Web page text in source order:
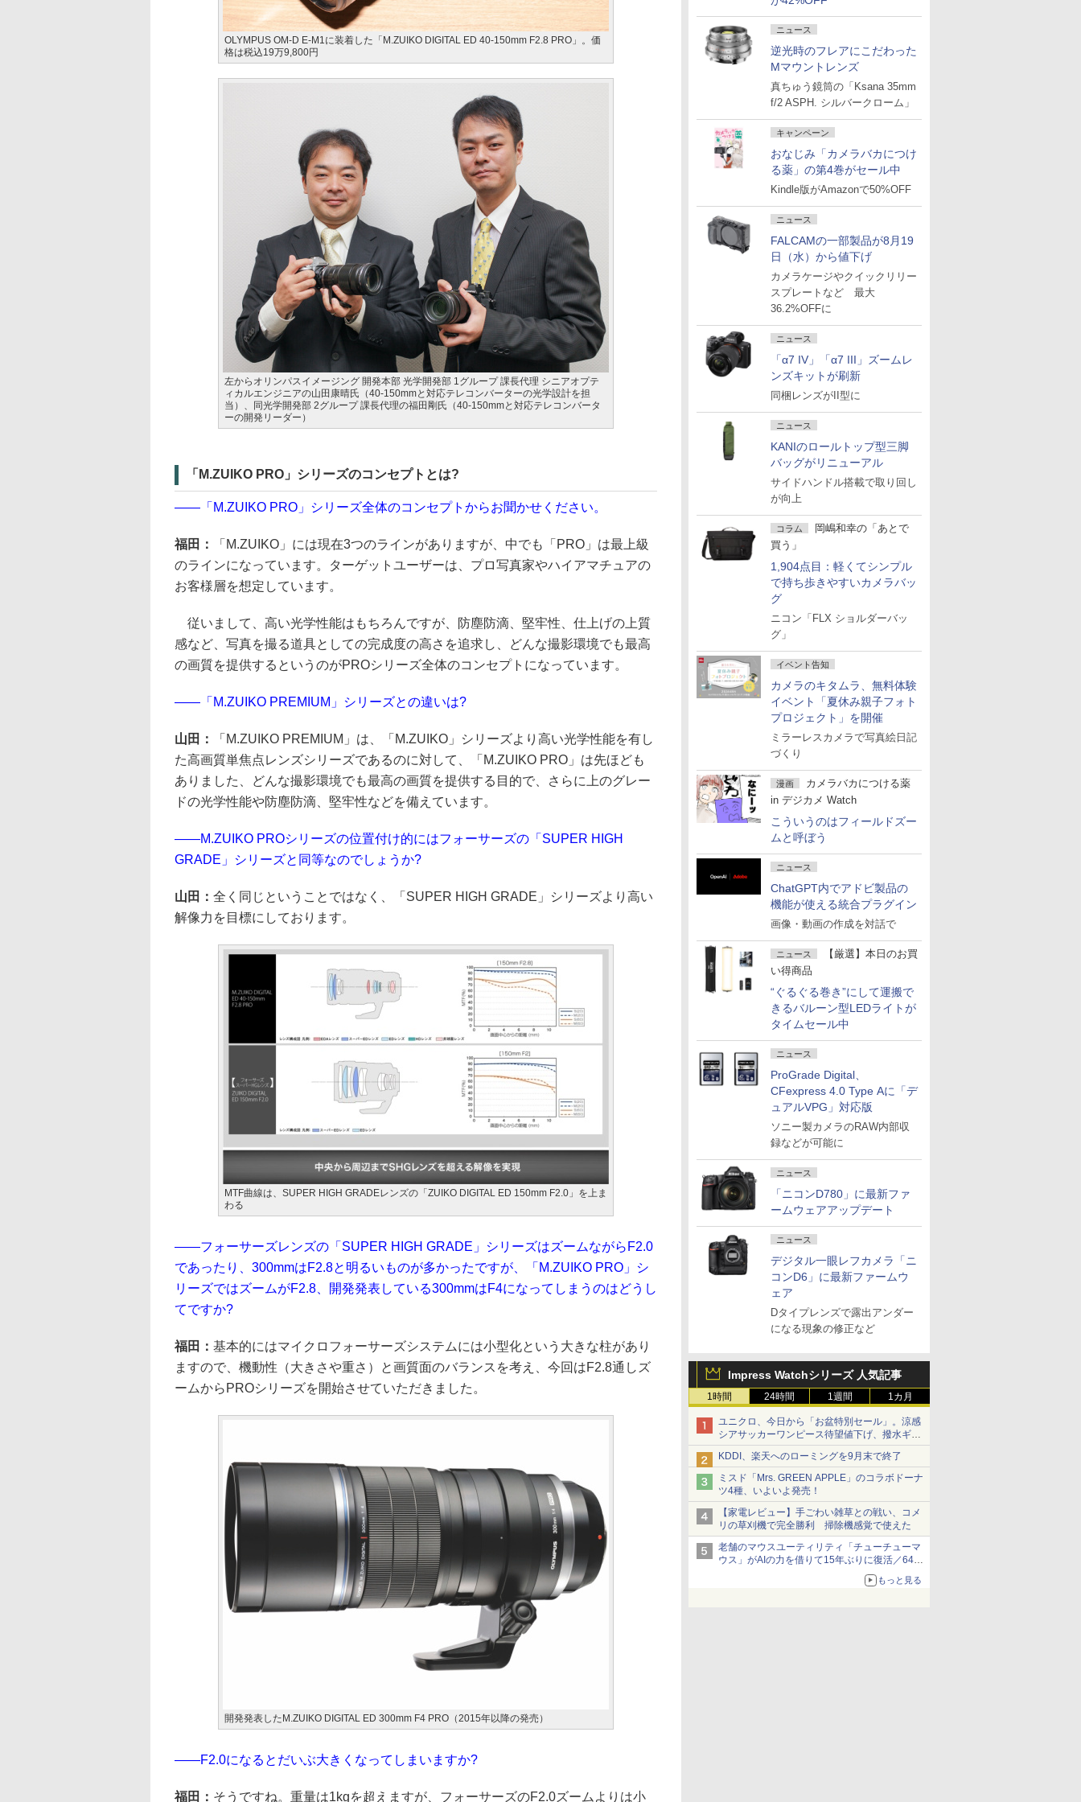
ニュース
逆光時のフレアにこだわった
Mマウントレンズ
真ちゅう鏡筒の「Ksana 35mm
f/2 ASPH. シルバークローム」
キャンペーン
おなじみ「カメラバカにつけ
る薬」の第4巻がセール中
Kindle版がAmazonで50%OFF
ニュース
FALCAMの一部製品が8月19
日（水）から値下げ
カメラケージやクイックリリー
スプレートなど 最大
36.2%OFFに
ニュース
「α7 IV」「α7 III」ズームレ
ンズキットが刷新
同梱レンズがII型に
ニュース
KANIのロールトップ型三脚
バッグがリニューアル
サイドハンドル搭載で取り回し
が向上
コラム
岡嶋和幸の「あとで
買う」
1,904点目：軽くてシンプル
で持ち歩きやすいカメラバッ
グ
ニコン「FLX ショルダーバッ
グ」
イベント告知
カメラのキタムラ、無料体験
イベント「夏休み親子フォト
プロジェクト」を開催
ミラーレスカメラで写真絵日記
づくり
漫画
カメラバカにつける薬
in デジカメ Watch
こういうのはフィールドズー
ムと呼ぼう
ニュース
ChatGPT内でアドビ製品の
機能が使える統合プラグイン
画像・動画の作成を対話で
ニュース
【厳選】本日のお買
い得商品
“ぐるぐる巻き”にして運搬で
きるバルーン型LEDライトが
タイムセール中
ニュース
ProGrade Digital、
CFexpress 4.0 Type Aに「デ
ュアルVPG」対応版
ソニー製カメラのRAW内部収
録などが可能に
ニュース
「ニコンD780」に最新ファ
ームウェアアップデート
ニュース
デジタル一眼レフカメラ「ニ
コンD6」に最新ファームウ
ェア
Dタイプレンズで露出アンダー
になる現象の修正など
Impress Watchシリーズ 人気記事
1時間 24時間 1週間 1カ月
ユニクロ、今日から「お盆特別セール」。涼感
シアサッカーワンピース待望値下げ、撥水ギア
ショーツは1990円に
KDDI、楽天へのローミングを9月末で終了
ミスド「Mrs. GREEN APPLE」のコラボドーナ
ツ4種、いよいよ発売！
【家電レビュー】手ごわい雑草との戦い、コメ
リの草刈機で完全勝利 掃除機感覚で使えた
老舗のマウスユーティリティ「チューチューマ
ウス」がAIの力を借りて15年ぶりに復活／64bit
化、Windows 10/11、「Chrome」も走り回
る。復活記念で2026年末まで500円
もっと見る
OLYMPUS OM-D E-M1に装着した「M.ZUIKO DIGITAL ED 40-150mm F2.8 PRO」。価
格は税込19万9,800円
左からオリンパスイメージング 開発本部 光学開発部 1グループ 課長代理 シニアオプテ
ィカルエンジニアの山田康晴氏（40-150mmと対応テレコンバーターの光学設計を担
当）、同光学開発部 2グループ 課長代理の福田剛氏（40-150mmと対応テレコンバータ
ーの開発リーダー）
「M.ZUIKO PRO」シリーズのコンセプトとは?
――「M.ZUIKO PRO」シリーズ全体のコンセプトからお聞かせください。
福田：
「M.ZUIKO」には現在3つのラインがありますが、中でも「PRO」は最上級
のラインになっています。ターゲットユーザーは、プロ写真家やハイアマチュアの
お客様層を想定しています。
従いまして、高い光学性能はもちろんですが、防塵防滴、堅牢性、仕上げの上質
感など、写真を撮る道具としての完成度の高さを追求し、どんな撮影環境でも最高
の画質を提供するというのがPROシリーズ全体のコンセプトになっています。
――「M.ZUIKO PREMIUM」シリーズとの違いは?
山田：
「M.ZUIKO PREMIUM」は、「M.ZUIKO」シリーズより高い光学性能を有し
た高画質単焦点レンズシリーズであるのに対して、「M.ZUIKO PRO」は先ほども
ありました、どんな撮影環境でも最高の画質を提供する目的で、さらに上のグレー
ドの光学性能や防塵防滴、堅牢性などを備えています。
――M.ZUIKO PROシリーズの位置付け的にはフォーサーズの「SUPER HIGH
GRADE」シリーズと同等なのでしょうか?
山田： 全く同じということではなく、「SUPER HIGH GRADE」シリーズより高い
解像力を目標にしております。
MTF曲線は、SUPER HIGH GRADEレンズの「ZUIKO DIGITAL ED 150mm F2.0」を上ま
わる
――フォーサーズレンズの「SUPER HIGH GRADE」シリーズはズームながらF2.0
であったり、300mmはF2.8と明るいものが多かったですが、「M.ZUIKO PRO」シ
リーズではズームがF2.8、開発発表している300mmはF4になってしまうのはどうし
てですか?
福田： 基本的にはマイクロフォーサーズシステムには小型化という大きな柱があり
ますので、機動性（大きさや重さ）と画質面のバランスを考え、今回はF2.8通しズ
ームからPROシリーズを開始させていただきました。
開発発表したM.ZUIKO DIGITAL ED 300mm F4 PRO（2015年以降の発売）
――F2.0になるとだいぶ大きくなってしまいますか?
福田： そうですね。重量は1kgを超えますが、フォーサーズのF2.0ズームよりは小